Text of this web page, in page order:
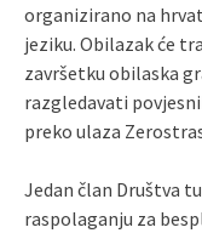
organizirano na
jeziku. Obilazak će
završetku obilaska
razgledavati
preko ulaza
Jedan član Društva
raspolaganju za